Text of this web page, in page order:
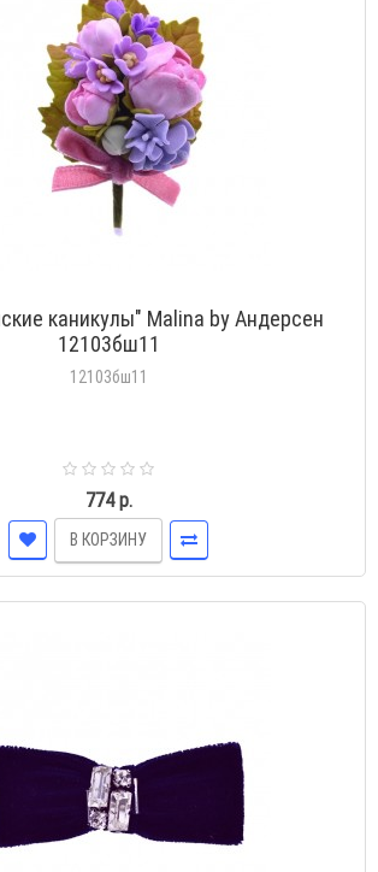
каникулы" Malina by Андерсен
12103бш11
12103бш11
774 р.
В КОРЗИНУ